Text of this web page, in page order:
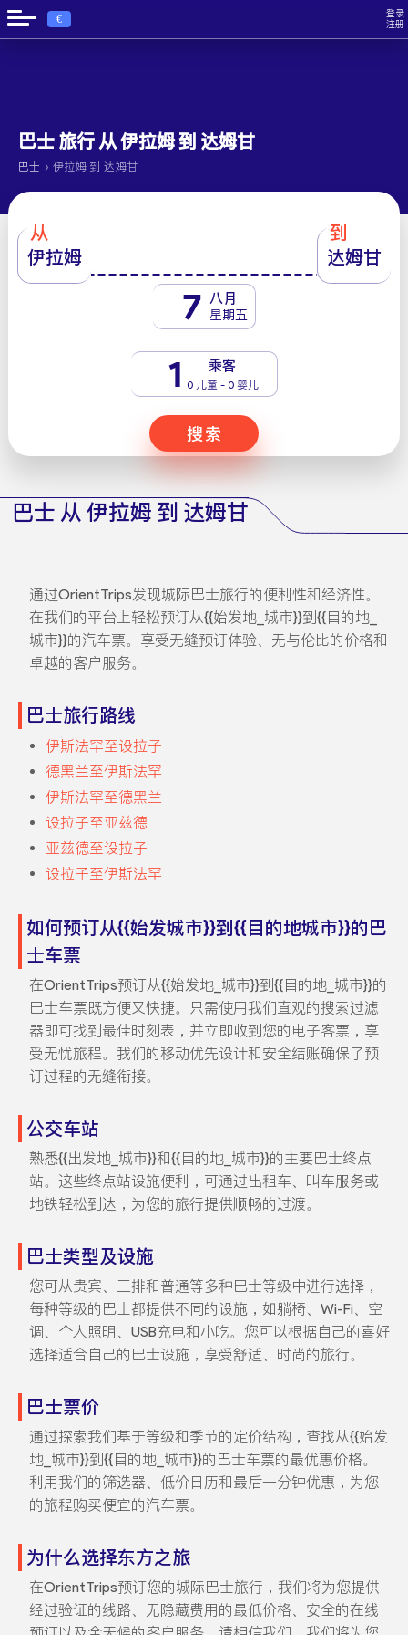
€
登录
注册
巴士 旅行 从 伊拉姆 到 达姆甘
巴士 › 伊拉姆 到 达姆甘
从
伊拉姆
到
达姆甘
7 八月
星期五
1 乘客
0 儿童 - 0 婴儿
搜索
巴士 从 伊拉姆 到 达姆甘
通过OrientTrips发现城际巴士旅行的便利性和经济性。
在我们的平台上轻松预订从{{始发地_城市}}到{{目的地_
城市}}的汽车票。享受无缝预订体验、无与伦比的价格和
卓越的客户服务。
巴士旅行路线
伊斯法罕至设拉子
德黑兰至伊斯法罕
伊斯法罕至德黑兰
设拉子至亚兹德
亚兹德至设拉子
设拉子至伊斯法罕
如何预订从{{始发城市}}到{{目的地城市}}的巴
士车票
在OrientTrips预订从{{始发地_城市}}到{{目的地_城市}}的
巴士车票既方便又快捷。只需使用我们直观的搜索过滤
器即可找到最佳时刻表，并立即收到您的电子客票，享
受无忧旅程。我们的移动优先设计和安全结账确保了预
订过程的无缝衔接。
公交车站
熟悉{{出发地_城市}}和{{目的地_城市}}的主要巴士终点
站。这些终点站设施便利，可通过出租车、叫车服务或
地铁轻松到达，为您的旅行提供顺畅的过渡。
巴士类型及设施
您可从贵宾、三排和普通等多种巴士等级中进行选择，
每种等级的巴士都提供不同的设施，如躺椅、Wi-Fi、空
调、个人照明、USB充电和小吃。您可以根据自己的喜好
选择适合自己的巴士设施，享受舒适、时尚的旅行。
巴士票价
通过探索我们基于等级和季节的定价结构，查找从{{始发
地_城市}}到{{目的地_城市}}的巴士车票的最优惠价格。
利用我们的筛选器、低价日历和最后一分钟优惠，为您
的旅程购买便宜的汽车票。
为什么选择东方之旅
在OrientTrips预订您的城际巴士旅行，我们将为您提供
经过验证的线路、无隐藏费用的最低价格、安全的在线